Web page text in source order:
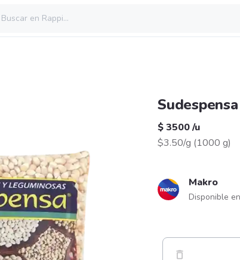
$ 3500/u
$3.50/g (1000 g)
Makro
Disponible en